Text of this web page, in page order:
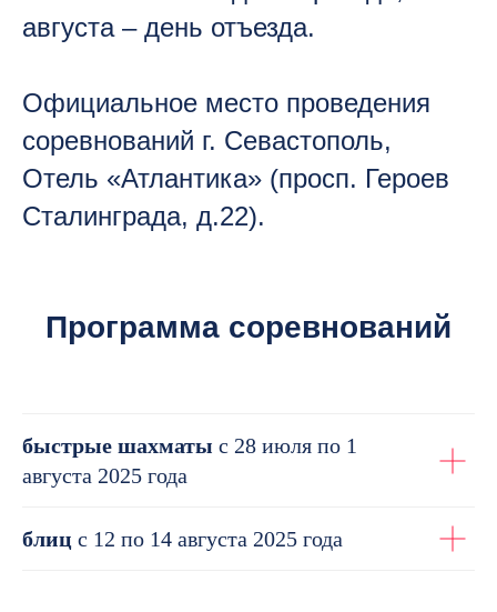
августа – день отъезда.
Официальное место проведения
соревнований г. Севастополь,
Отель «Атлантика» (просп. Героев
Сталинграда, д.22).
Программа соревнований
быстрые шахматы с 28 июля по 1
августа 2025 года
блиц с 12 по 14 августа 2025 года